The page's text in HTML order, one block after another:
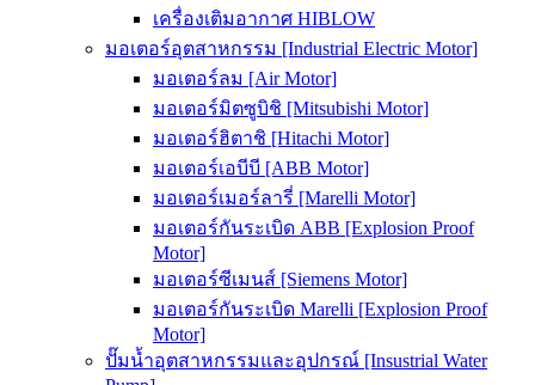
เครื่องเติมอากาศ HIBLOW
มอเตอร์อุตสาหกรรม [Industrial Electric Motor]
มอเตอร์ลม [Air Motor]
มอเตอร์มิตซูบิชิ [Mitsubishi Motor]
มอเตอร์ฮิตาชิ [Hitachi Motor]
มอเตอร์เอบีบี [ABB Motor]
มอเตอร์เมอร์ลารี่ [Marelli Motor]
มอเตอร์กันระเบิด ABB [Explosion Proof
Motor]
มอเตอร์ซีเมนส์ [Siemens Motor]
มอเตอร์กันระเบิด Marelli [Explosion Proof
Motor]
ปั๊มน้ำอุตสาหกรรมและอุปกรณ์ [Insustrial Water